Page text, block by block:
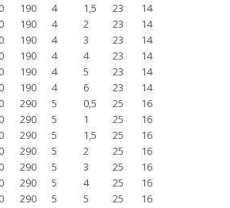
190 4 1,5 23
14
190 4 2 23
14
190 4 3 23
14
190 4 4 23
14
190 4 5 23
14
190 4 6 23
14
290 5 0,5 25
16
290 5 1 25
16
290 5 1,5 25
16
290 5 2 25
16
290 5 3 25
16
290 5 4 25
16
290 5 5 25
16